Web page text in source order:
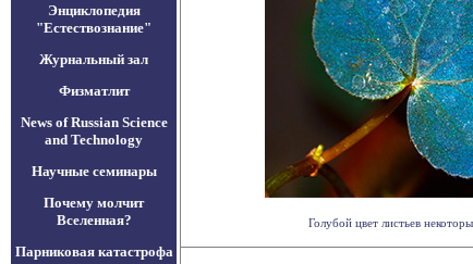
Энциклопедия
"Естествознание"
Журнальный зал
Физматлит
News of Russian Science
and Technology
Научные семинары
Почему молчит
Вселенная?
Парниковая катастрофа
Голубой цвет листьев